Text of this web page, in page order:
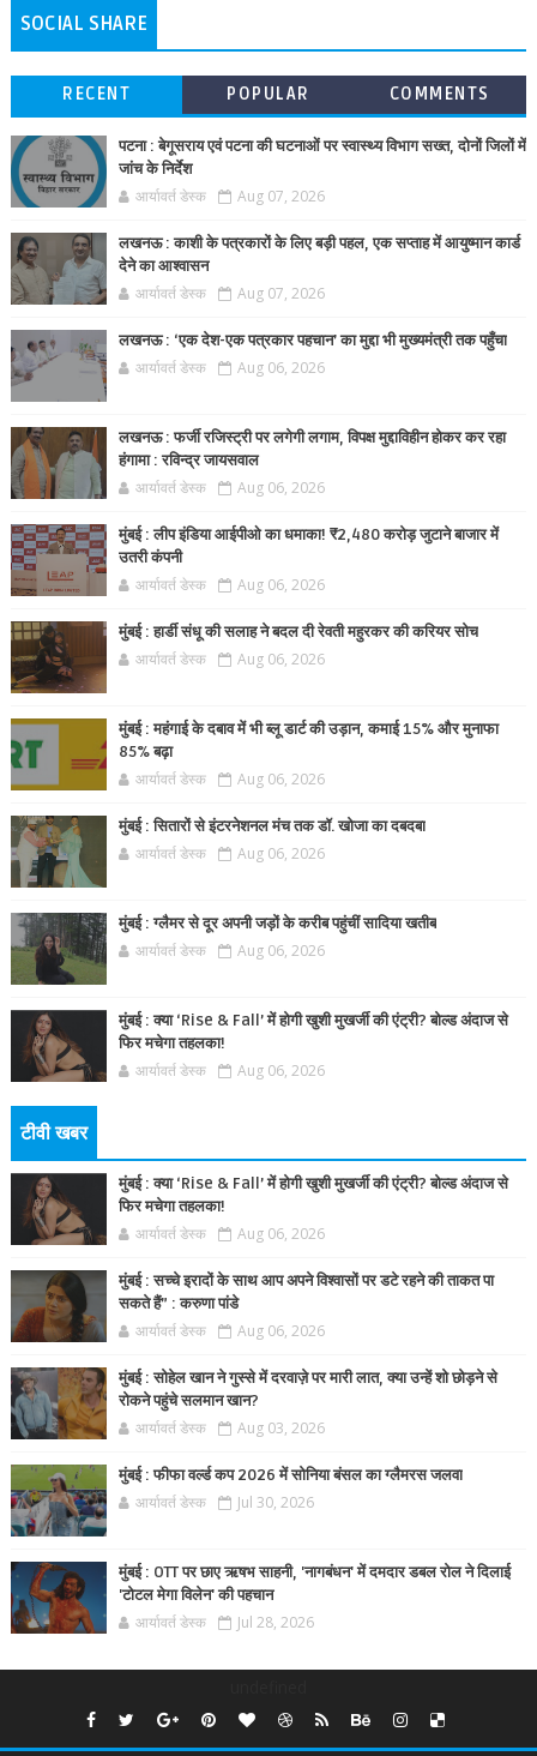
SOCIAL SHARE
RECENT POPULAR COMMENTS
पटना : बेगूसराय एवं पटना की घटनाओं पर स्वास्थ्य विभाग सख्त, दोनों जिलों में
जांच के निर्देश
आर्यावर्त डेस्क Aug 07, 2026
लखनऊ : काशी के पत्रकारों के लिए बड़ी पहल, एक सप्ताह में आयुष्मान कार्ड
देने का आश्वासन
आर्यावर्त डेस्क Aug 07, 2026
लखनऊ : ‘एक देश-एक पत्रकार पहचान’ का मुद्दा भी मुख्यमंत्री तक पहुँचा
आर्यावर्त डेस्क Aug 06, 2026
लखनऊ : फर्जी रजिस्ट्री पर लगेगी लगाम, विपक्ष मुद्दाविहीन होकर कर रहा
हंगामा : रविन्द्र जायसवाल
आर्यावर्त डेस्क Aug 06, 2026
मुंबई : लीप इंडिया आईपीओ का धमाका! ₹2,480 करोड़ जुटाने बाजार में
उतरी कंपनी
आर्यावर्त डेस्क Aug 06, 2026
मुंबई : हार्डी संधू की सलाह ने बदल दी रेवती महुरकर की करियर सोच
आर्यावर्त डेस्क Aug 06, 2026
मुंबई : महंगाई के दबाव में भी ब्लू डार्ट की उड़ान, कमाई 15% और मुनाफा
85% बढ़ा
आर्यावर्त डेस्क Aug 06, 2026
मुंबई : सितारों से इंटरनेशनल मंच तक डॉ. खोजा का दबदबा
आर्यावर्त डेस्क Aug 06, 2026
मुंबई : ग्लैमर से दूर अपनी जड़ों के करीब पहुंचीं सादिया खतीब
आर्यावर्त डेस्क Aug 06, 2026
मुंबई : क्या ‘Rise & Fall’ में होगी खुशी मुखर्जी की एंट्री? बोल्ड अंदाज से
फिर मचेगा तहलका!
आर्यावर्त डेस्क Aug 06, 2026
टीवी खबर
मुंबई : क्या ‘Rise & Fall’ में होगी खुशी मुखर्जी की एंट्री? बोल्ड अंदाज से
फिर मचेगा तहलका!
आर्यावर्त डेस्क Aug 06, 2026
मुंबई : सच्चे इरादों के साथ आप अपने विश्वासों पर डटे रहने की ताकत पा
सकते हैं” : करुणा पांडे
आर्यावर्त डेस्क Aug 06, 2026
मुंबई : सोहेल खान ने गुस्से में दरवाज़े पर मारी लात, क्या उन्हें शो छोड़ने से
रोकने पहुंचे सलमान खान?
आर्यावर्त डेस्क Aug 03, 2026
मुंबई : फीफा वर्ल्ड कप 2026 में सोनिया बंसल का ग्लैमरस जलवा
आर्यावर्त डेस्क Jul 30, 2026
मुंबई : OTT पर छाए ऋषभ साहनी, 'नागबंधन' में दमदार डबल रोल ने दिलाई
'टोटल मेगा विलेन' की पहचान
आर्यावर्त डेस्क Jul 28, 2026